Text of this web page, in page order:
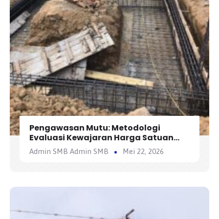
Pengawasan Mutu: Metodologi
Evaluasi Kewajaran Harga Satuan
Penawaran Kontraktor
Admin SMB Admin SMB Mei 22, 2026